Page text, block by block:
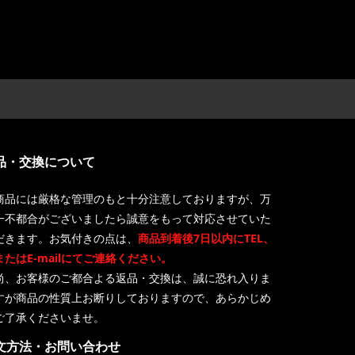
・交換について
品には厳格な管理のもと十分注意しておりますが、万
不都合がございましたら誠意をもって対応させていた
きます。お気付きの点は、 商品到着後7日以内にTEL、
たはE-mailにてご連絡ください。
、お客様のご都合よる返品・交換は、誠に恐れ入りま
が商品の性質上お断りしておりますので、あらかじめ
了承くださいませ。
方法・お問い合わせ